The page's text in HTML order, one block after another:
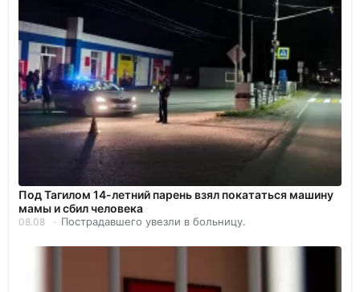
Под Тагилом 14-летний парень взял покататься машину
мамы и сбил человека
08.08 Пострадавшего увезли в больницу.